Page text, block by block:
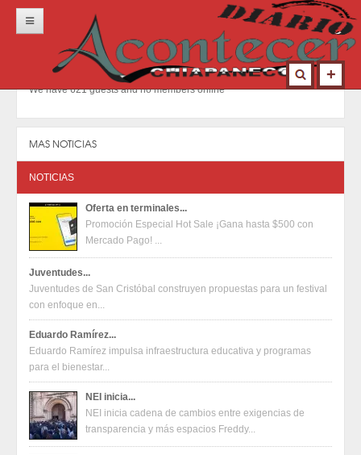
Portada
Locales
Municipios
Nacional
Deportes
Contacto
We have 621 guests and no members online
MAS NOTICIAS
NOTICIAS
Oferta en terminales...
Promoción Especial Hot Sale ¡Gana hasta $500 con
Mercado Pago! ...
Juventudes...
Juventudes de San Cristóbal construyen propuestas para un festival
con enfoque en...
Eduardo Ramírez...
Eduardo Ramírez impulsa infraestructura educativa y programas
para el bienestar...
NEI inicia...
NEI inicia cadena de cambios entre exigencias de
transparencia y más espacios Freddy...